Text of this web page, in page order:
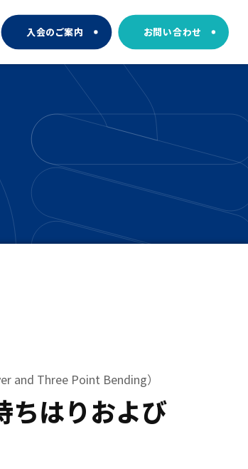
入会のご案内 お問い合わせ
and Three Point Bending）
ちはりおよび